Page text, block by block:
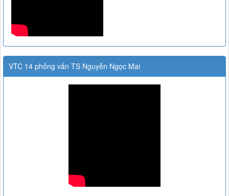
VTC 14 phỏng vấn TS Nguyễn Ngọc Mai